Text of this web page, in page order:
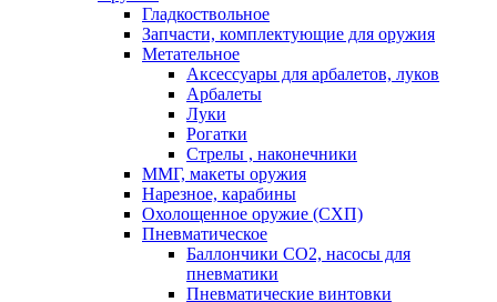
Гладкоствольное
Запчасти, комплектующие для оружия
Метательное
Аксессуары для арбалетов, луков
Арбалеты
Луки
Рогатки
Стрелы , наконечники
ММГ, макеты оружия
Нарезное, карабины
Охолощенное оружие (СХП)
Пневматическое
Баллончики СО2, насосы для
пневматики
Пневматические винтовки